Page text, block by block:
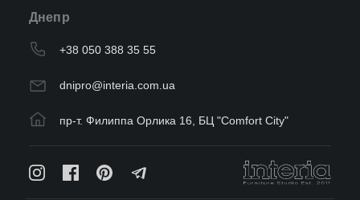
Днепр
+38 050 388 35 55
dnipro@interia.com.ua
пр-т. Филиппа Орлика 16, БЦ "Comfort City"